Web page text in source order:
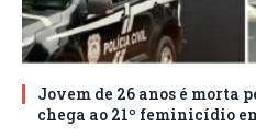
Jovem de 26 anos é morta
chega ao 21º feminicídio